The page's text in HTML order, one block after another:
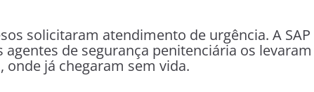
solicitaram atendimento de urgência. A SAP
de segurança penitenciária os levaram
já chegaram sem vida.